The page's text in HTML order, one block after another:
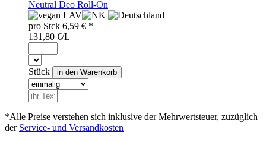
Neutral Deo Roll-On
LAV
pro Stck 6,59 € *
131,80 €/L
Stück
*Alle Preise verstehen sich inklusive der Mehrwertsteuer, zuzüglich
der Service- und Versandkosten